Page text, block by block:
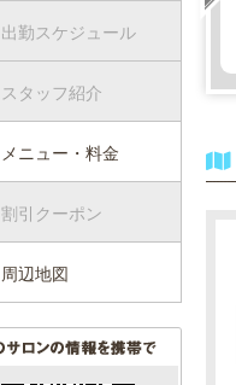
出勤スケジュール
スタッフ紹介
メニュー・料金
割引クーポン
周辺地図